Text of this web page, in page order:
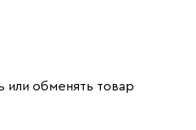
или обменять товар